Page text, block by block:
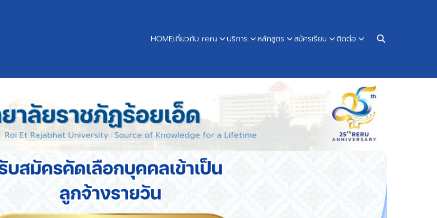
HOMEเกี่ยวกับ reru บริการ หลักสูตร สมัครเรียน ติดต่อ